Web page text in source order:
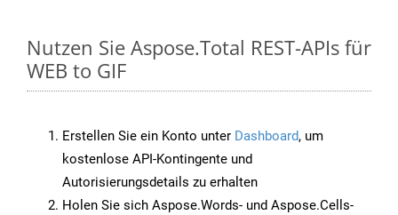
Nutzen Sie Aspose.Total REST-APIs für
WEB to GIF
Erstellen Sie ein Konto unter Dashboard, um
kostenlose API-Kontingente und
Autorisierungsdetails zu erhalten
Holen Sie sich Aspose.Words- und Aspose.Cells-